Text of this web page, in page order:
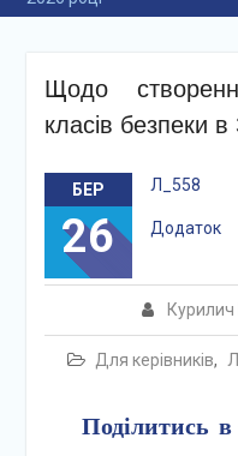
Щодо
класів безпеки
БЕР
26
Для керівників,
Л_558
Додаток
Поділитись в